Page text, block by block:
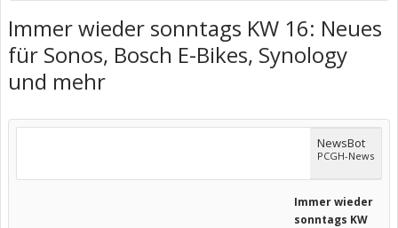
Immer wieder sonntags KW 16: Neues
für Sonos, Bosch E-Bikes, Synology
und mehr
NewsBot
PCGH-News
Immer wieder
sonntags KW